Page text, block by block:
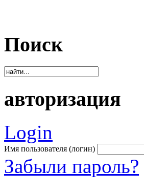
Поиск
авторизация
Login
Имя пользователя (логин)
Забыли пароль?